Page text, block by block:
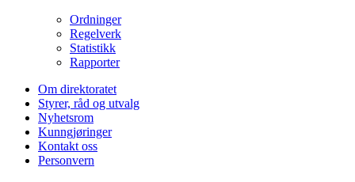
Ordninger
Regelverk
Statistikk
Rapporter
Om direktoratet
Styrer, råd og utvalg
Nyhetsrom
Kunngjøringer
Kontakt oss
Personvern